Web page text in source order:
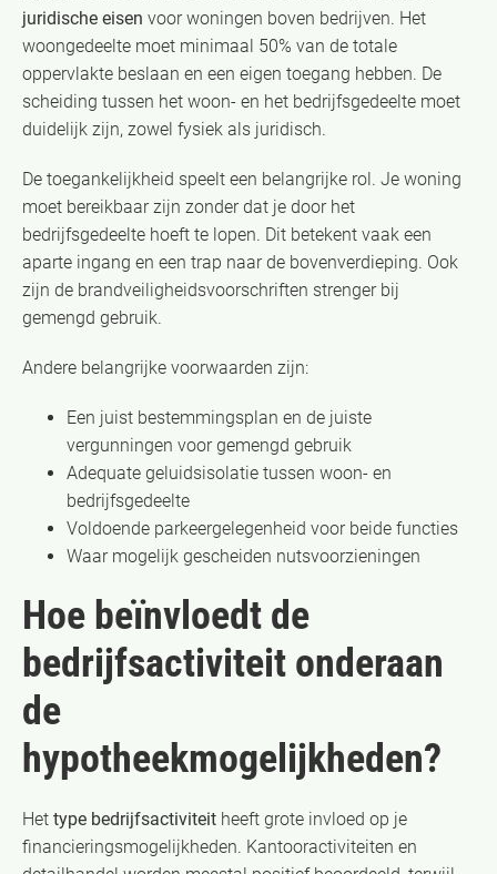
juridische eisen voor woningen boven bedrijven. Het
woongedeelte moet minimaal 50% van de totale
oppervlakte beslaan en een eigen toegang hebben. De
scheiding tussen het woon- en het bedrijfsgedeelte moet
duidelijk zijn, zowel fysiek als juridisch.
De toegankelijkheid speelt een belangrijke rol. Je woning
moet bereikbaar zijn zonder dat je door het
bedrijfsgedeelte hoeft te lopen. Dit betekent vaak een
aparte ingang en een trap naar de bovenverdieping. Ook
zijn de brandveiligheidsvoorschriften strenger bij
gemengd gebruik.
Andere belangrijke voorwaarden zijn:
Een juist bestemmingsplan en de juiste
vergunningen voor gemengd gebruik
Adequate geluidsisolatie tussen woon- en
bedrijfsgedeelte
Voldoende parkeergelegenheid voor beide functies
Waar mogelijk gescheiden nutsvoorzieningen
Hoe beïnvloedt de
bedrijfsactiviteit onderaan
de
hypotheekmogelijkheden?
Het type bedrijfsactiviteit heeft grote invloed op je
financieringsmogelijkheden. Kantooractiviteiten en